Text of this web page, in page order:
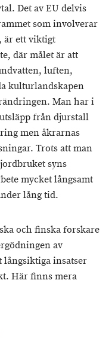
Det av EU delvis
som involverar
är ett viktigt
där målet är att
luften,
kulturlandskapen
Man har i
från djurstall
men åkrarnas
Trots att man
syns
mycket långsamt
lång tid.
och finska forskare
av
långsiktiga insatser
Här finns mera